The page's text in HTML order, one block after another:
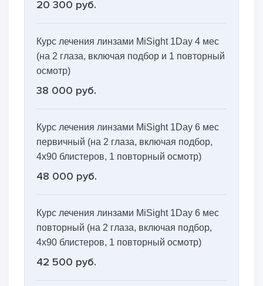
20 300 руб.
Курс лечения линзами MiSight 1Day 4 мес
(на 2 глаза, включая подбор и 1 повторный
осмотр)
38 000 руб.
Курс лечения линзами MiSight 1Day 6 мес
первичный (на 2 глаза, включая подбор,
4х90 блистеров, 1 повторный осмотр)
48 000 руб.
Курс лечения линзами MiSight 1Day 6 мес
повторный (на 2 глаза, включая подбор,
4х90 блистеров, 1 повторный осмотр)
42 500 руб.